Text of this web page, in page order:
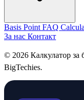
Basis Point FAQ
За нас Контакт
© 2026 Калкулатор за
BigTechies.